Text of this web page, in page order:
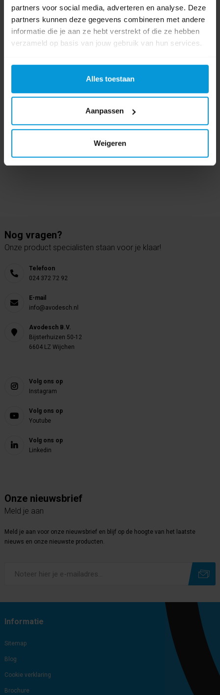
partners voor social media, adverteren en analyse. Deze
partners kunnen deze gegevens combineren met andere
informatie die je aan ze hebt verstrekt of die ze hebben
verzameld op basis van jouw gebruik van hun services.
Alles toestaan
Aanpassen
Weigeren
Product labels
Pads (109), vloerpads (104) , Bright en Water (23) , cleaning pad (21),
0 beoordeling(en)
Schrijf als eerste voor dit product een beoordeling
Nog vragen?
Onze product specialisten staan voor je klaar!
Telefoon
024 372 72 92
E-mail
info@avodesch.nl
Avodesch B.V.
Bijsterhuizen 50-12
6604 LZ Wijchen
Volg ons op
Instagram
Volg ons op
Youtube
Volg ons op
Linkedin
Onze nieuwsbrief
Meld je aan
Meld je aan voor onze nieuwsbrief en blijf op de hoogte van het laatste
nieuws en onze nieuwste producten.
Informatie
Sitemap
Blog
Cookie verklaring
Brochure